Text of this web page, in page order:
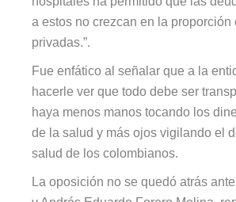
a estos no crezcan en la
privadas.”.
Fue enfático al señalar que a la
hacerle ver que todo debe ser
haya menos manos tocando los
de la salud y más ojos vigilando el
salud de los colombianos.
La oposición no se quedó atrás